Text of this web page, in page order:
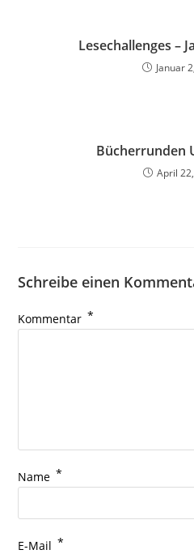
Lesechallenges –
Januar
Bücherrunden
April
Schreibe einen
Kommentar *
Name *
E-Mail *